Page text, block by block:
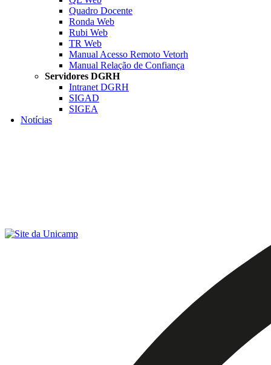
Quadro Docente
Ronda Web
Rubi Web
TR Web
Manual Acesso Remoto Vetorh
Manual Relação de Confiança
Servidores DGRH
Intranet DGRH
SIGAD
SIGEA
Notícias